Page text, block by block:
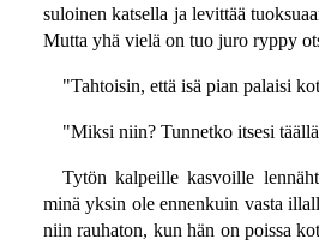
suloinen katsella ja levittää
Mutta yhä vielä on tuo juro ryppy
"Tahtoisin, että isä pian palaisi
"Miksi niin? Tunnetko itsesi
Tytön kalpeille kasvoille
minä yksin ole ennenkuin vasta
niin rauhaton, kun hän on poissa